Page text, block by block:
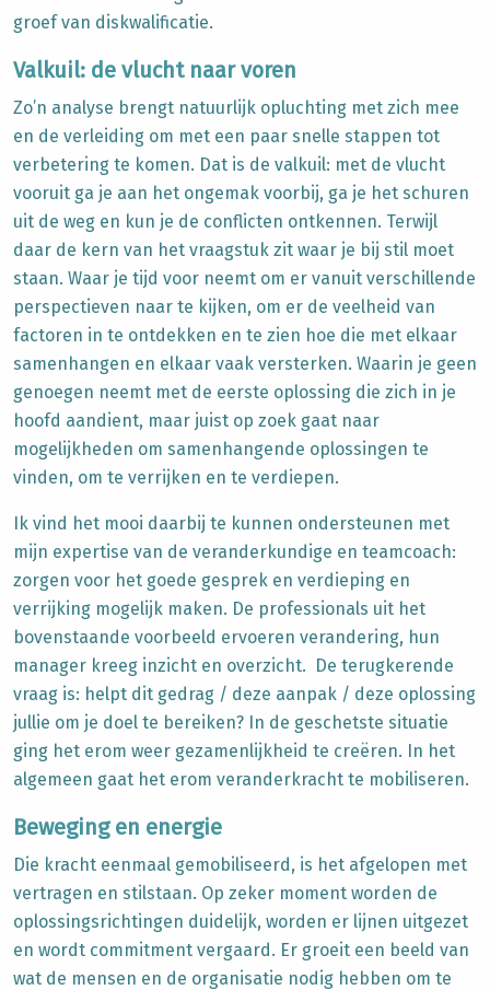
groef van diskwalificatie.
Valkuil: de vlucht naar voren
Zo’n analyse brengt natuurlijk opluchting met zich mee
en de verleiding om met een paar snelle stappen tot
verbetering te komen. Dat is de valkuil: met de vlucht
vooruit ga je aan het ongemak voorbij, ga je het schuren
uit de weg en kun je de conflicten ontkennen. Terwijl
daar de kern van het vraagstuk zit waar je bij stil moet
staan. Waar je tijd voor neemt om er vanuit verschillende
perspectieven naar te kijken, om er de veelheid van
factoren in te ontdekken en te zien hoe die met elkaar
samenhangen en elkaar vaak versterken. Waarin je geen
genoegen neemt met de eerste oplossing die zich in je
hoofd aandient, maar juist op zoek gaat naar
mogelijkheden om samenhangende oplossingen te
vinden, om te verrijken en te verdiepen.
Ik vind het mooi daarbij te kunnen ondersteunen met
mijn expertise van de veranderkundige en teamcoach:
zorgen voor het goede gesprek en verdieping en
verrijking mogelijk maken. De professionals uit het
bovenstaande voorbeeld ervoeren verandering, hun
manager kreeg inzicht en overzicht. De terugkerende
vraag is: helpt dit gedrag / deze aanpak / deze oplossing
jullie om je doel te bereiken? In de geschetste situatie
ging het erom weer gezamenlijkheid te creëren. In het
algemeen gaat het erom veranderkracht te mobiliseren.
Beweging en energie
Die kracht eenmaal gemobiliseerd, is het afgelopen met
vertragen en stilstaan. Op zeker moment worden de
oplossingsrichtingen duidelijk, worden er lijnen uitgezet
en wordt commitment vergaard. Er groeit een beeld van
wat de mensen en de organisatie nodig hebben om te